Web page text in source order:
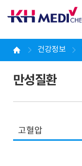
건강정보
만성질환
고혈압